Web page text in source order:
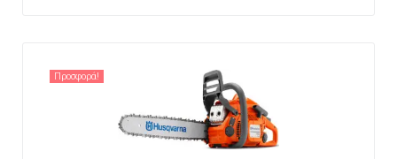
Προσφορά!